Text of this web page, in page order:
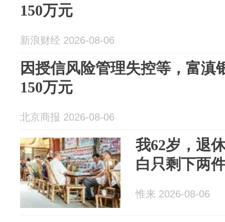
150万元
新浪财经 2026-08-06
因授信风险管理失控等，富滇
150万元
北京商报 2026-08-06
我62岁，退
白只剩下两
惟来 2026-08-06